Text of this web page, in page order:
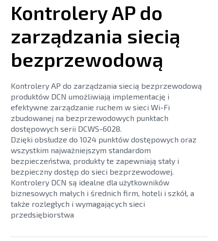
Kontrolery AP do
zarządzania siecią
bezprzewodową
Kontrolery AP do zarządzania siecią bezprzewodową
produktów DCN umożliwiają implementację i
efektywne zarządzanie ruchem w sieci Wi-Fi
zbudowanej na bezprzewodowych punktach
dostępowych serii DCWS-6028.
Dzięki obsłudze do 1024 punktów dostępowych oraz
wszystkim najważniejszym standardom
bezpieczeństwa, produkty te zapewniają stały i
bezpieczny dostęp do sieci bezprzewodowej.
Kontrolery DCN są idealne dla użytkowników
biznesowych małych i średnich firm, hoteli i szkół, a
także rozległych i wymagających sieci
przedsiębiorstwa